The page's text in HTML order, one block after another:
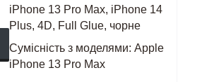
iPhone 13 Pro Max, iPhone 14
Plus, 4D, Full Glue, чорне
Сумісність з моделями: Apple
iPhone 13 Pro Max